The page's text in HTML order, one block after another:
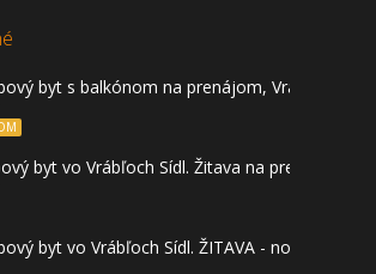
byt s balkónom na prenájom, Vráble
byt vo Vrábľoch Sídl. Žitava na predaj - prvé
byt vo Vrábľoch Sídl. ŽITAVA - novostavba